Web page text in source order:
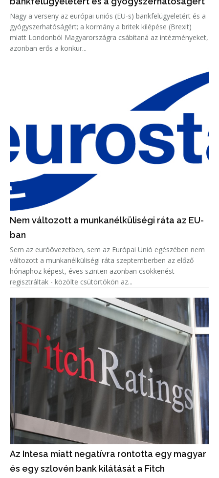
Nagy a verseny az európai uniós (EU-s) bankfelügyeletért és a
gyógyszerhatóságért; a kormány a britek kilépése (Brexit)
miatt Londonból Magyarországra csábítaná az intézményeket,
azonban erős a konkur...
Nem változott a munkanélküliségi ráta az EU-
ban
Sem az euróövezetben, sem az Európai Unió egészében nem
változott a munkanélküliségi ráta szeptemberben az előző
hónaphoz képest, éves szinten azonban csökkenést
regisztráltak - közölte csütörtökön az...
Az Intesa miatt negatívra rontotta egy magyar
és egy szlovén bank kilátását a Fitch